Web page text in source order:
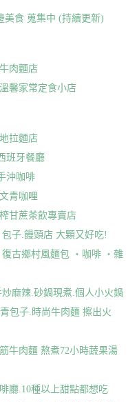
食 蒐集中 (持續更新)
肉麵店
馨家常定食小店
拉麵店
班牙餐廳
沖咖啡
青咖哩
甘蔗茶飲專賣店
子.饅頭店 大顆又好吃!
復古鄉村風麵包 ‧咖啡 ‧雜
麻辣.砂鍋現煮.個人小火鍋
包子.時尚牛肉麵 擦出火
牛肉麵 熬煮72小時蔬果湯
廳.10種以上甜點都想吃